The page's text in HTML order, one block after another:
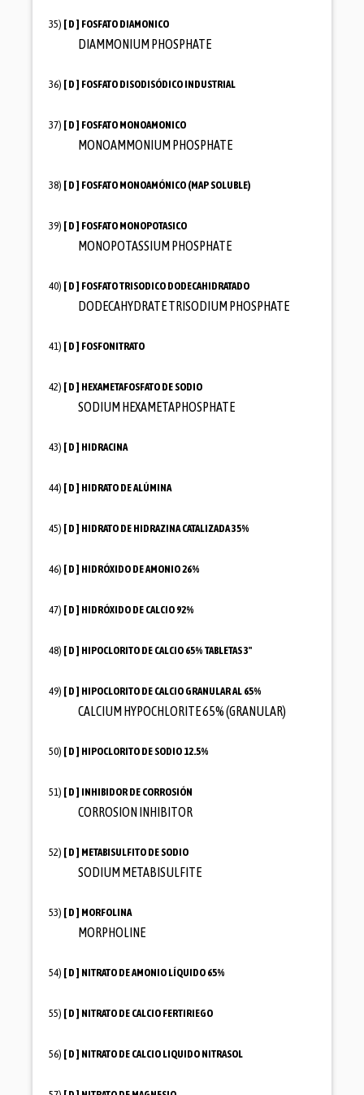
35) [ D ] FOSFATO DIAMONICO
DIAMMONIUM PHOSPHATE
36) [ D ] FOSFATO DISODISÓDICO INDUSTRIAL
37) [ D ] FOSFATO MONOAMONICO
MONOAMMONIUM PHOSPHATE
38) [ D ] FOSFATO MONOAMÓNICO (MAP SOLUBLE)
39) [ D ] FOSFATO MONOPOTASICO
MONOPOTASSIUM PHOSPHATE
40) [ D ] FOSFATO TRISODICO DODECAHIDRATADO
DODECAHYDRATE TRISODIUM PHOSPHATE
41) [ D ] FOSFONITRATO
42) [ D ] HEXAMETAFOSFATO DE SODIO
SODIUM HEXAMETAPHOSPHATE
43) [ D ] HIDRACINA
44) [ D ] HIDRATO DE ALÚMINA
45) [ D ] HIDRATO DE HIDRAZINA CATALIZADA 35%
46) [ D ] HIDRÓXIDO DE AMONIO 26%
47) [ D ] HIDRÓXIDO DE CALCIO 92%
48) [ D ] HIPOCLORITO DE CALCIO 65% TABLETAS 3"
49) [ D ] HIPOCLORITO DE CALCIO GRANULAR AL 65%
CALCIUM HYPOCHLORITE 65% (GRANULAR)
50) [ D ] HIPOCLORITO DE SODIO 12.5%
51) [ D ] INHIBIDOR DE CORROSIÓN
CORROSION INHIBITOR
52) [ D ] METABISULFITO DE SODIO
SODIUM METABISULFITE
53) [ D ] MORFOLINA
MORPHOLINE
54) [ D ] NITRATO DE AMONIO LÍQUIDO 65%
55) [ D ] NITRATO DE CALCIO FERTIRIEGO
56) [ D ] NITRATO DE CALCIO LIQUIDO NITRASOL